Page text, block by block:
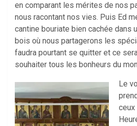
en comparant les mérites de nos
nous racontant nos vies. Puis Ed
cantine bouriate bien cachée dans
bois où nous partagerons les
faudra pourtant se quitter et ce
souhaiter tous les bonheurs du
Le
ceux